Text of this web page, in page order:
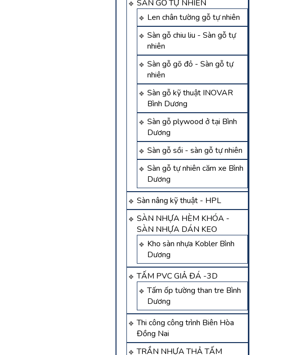
SÀN GỖ TỰ NHIÊN
Len chân tường gỗ tự nhiên
Sàn gỗ chiu liu - Sàn gỗ tự
nhiên
Sàn gỗ gõ đỏ - Sàn gỗ tự
nhiên
Sàn gỗ kỹ thuật INOVAR
Bình Dương
Sàn gỗ plywood ở tại Bình
Dương
Sàn gỗ sồi - sàn gỗ tự nhiên
Sàn gỗ tự nhiên căm xe Bình
Dương
Sàn nâng kỹ thuật - HPL
SÀN NHỰA HÈM KHÓA -
SÀN NHỰA DÁN KEO
Kho sàn nhựa Kobler Bình
Dương
TẤM PVC GIẢ ĐÁ -3D
Tấm ốp tường than tre Bình
Dương
Thi công công trình Biên Hòa
Đồng Nai
TRẦN NHỰA THẢ TẤM